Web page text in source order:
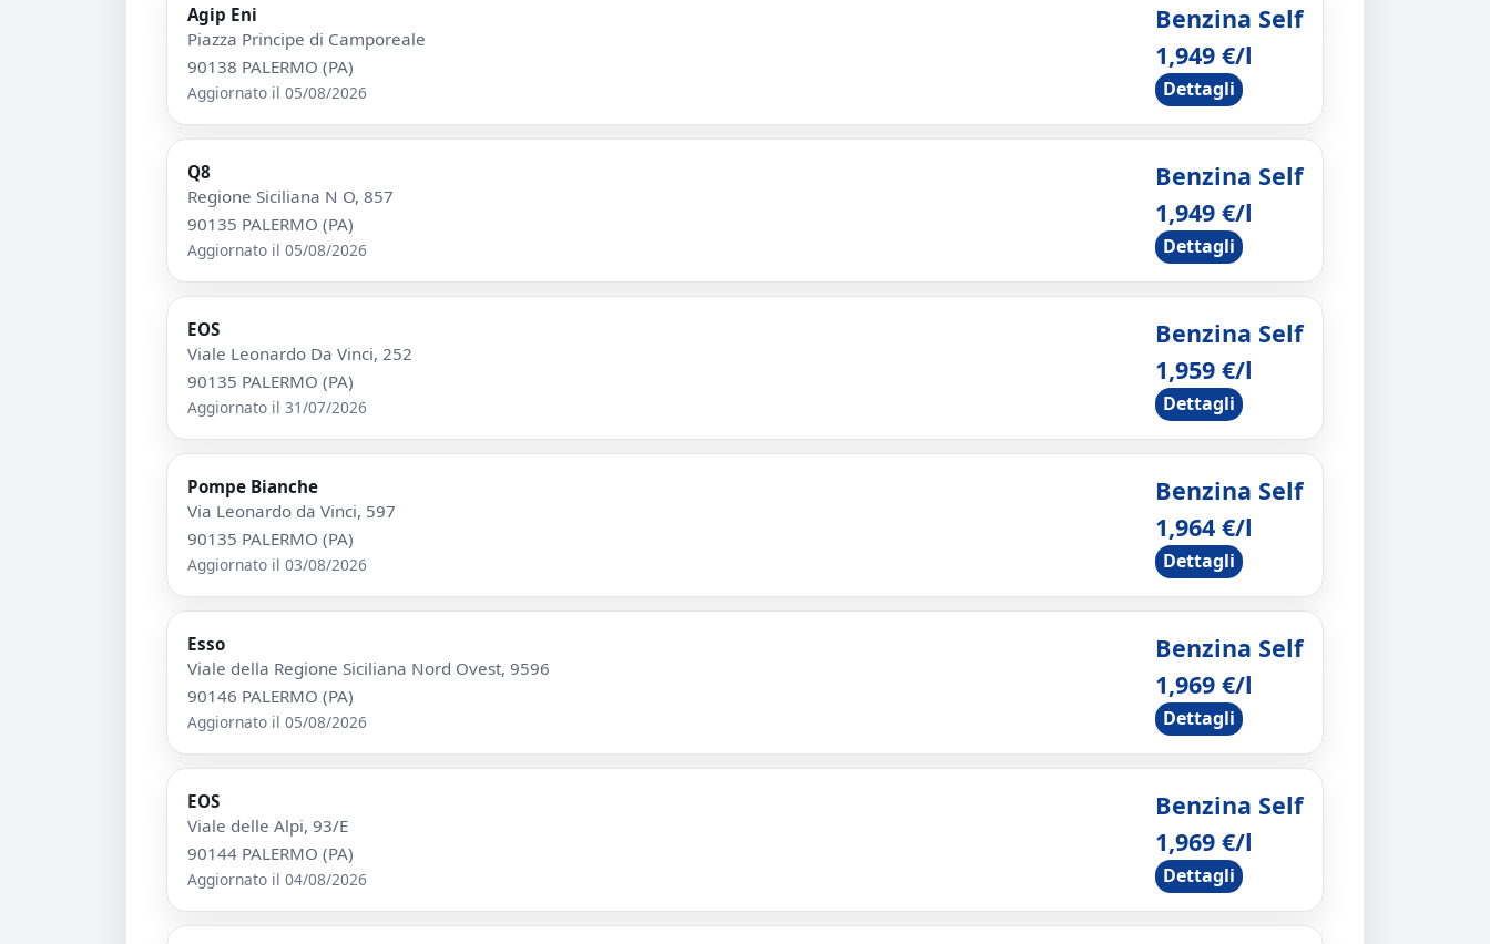
Agip Eni
Piazza Principe di Camporeale
90138 PALERMO (PA)
Aggiornato il 05/08/2026
Benzina Self
1,949 €/l
Dettagli
Q8
Regione Siciliana N O, 857
90135 PALERMO (PA)
Aggiornato il 05/08/2026
Benzina Self
1,949 €/l
Dettagli
EOS
Viale Leonardo Da Vinci, 252
90135 PALERMO (PA)
Aggiornato il 31/07/2026
Benzina Self
1,959 €/l
Dettagli
Pompe Bianche
Via Leonardo da Vinci, 597
90135 PALERMO (PA)
Aggiornato il 03/08/2026
Benzina Self
1,964 €/l
Dettagli
Esso
Viale della Regione Siciliana Nord Ovest, 9596
90146 PALERMO (PA)
Aggiornato il 05/08/2026
Benzina Self
1,969 €/l
Dettagli
EOS
Viale delle Alpi, 93/E
90144 PALERMO (PA)
Aggiornato il 04/08/2026
Benzina Self
1,969 €/l
Dettagli